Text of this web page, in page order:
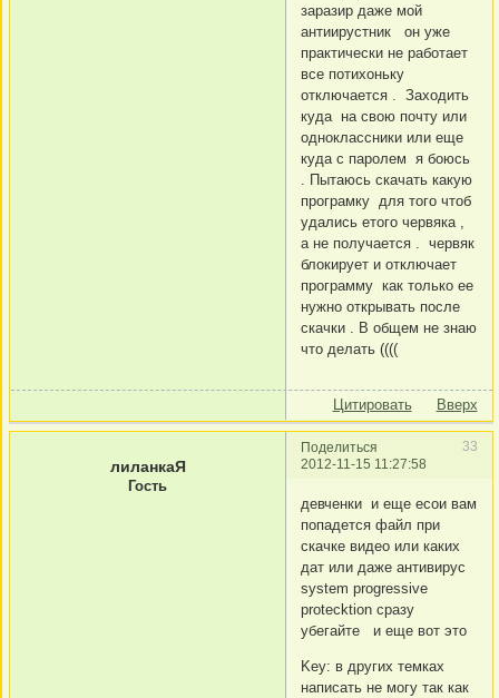
заразир даже мой
антиирустник он уже
практически не работает
все потихоньку
отключается . Заходить
куда на свою почту или
одноклассники или еще
куда с паролем я боюсь
. Пытаюсь скачать какую
програмку для того чтоб
удались етого червяка ,
а не получается . червяк
блокирует и отключает
программу как только ее
нужно открывать после
скачки . В общем не знаю
что делать ((((
Цитировать Вверх
Поделиться
33
2012-11-15 11:27:58
лиланкаЯ
Гость
девченки и еще есои вам
попадется файл при
скачке видео или каких
дат или даже антивирус
system progressive
protecktion сразу
убегайте и еще вот это
Key: в других темках
написать не могу так как